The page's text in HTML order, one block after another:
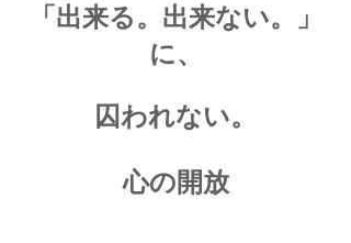
「出来る。出来ない。」
に、
囚われない。
心の開放